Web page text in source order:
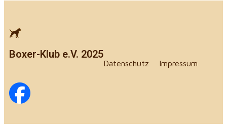
Boxer-Klub e.V. 2025
Datenschutz Impressum